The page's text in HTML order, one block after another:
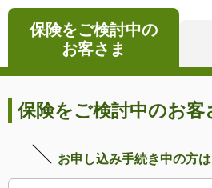
チャットサポート 電話で相談
保険をご検討中の
お客さま
保険をご検討中のお客
お申し込み手続き中の方